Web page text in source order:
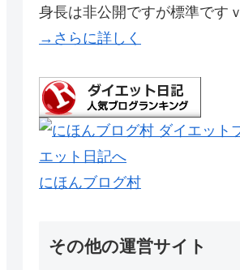
身長は非公開ですが標準ですｖ
→さらに詳しく
にほんブログ村
その他の運営サイト